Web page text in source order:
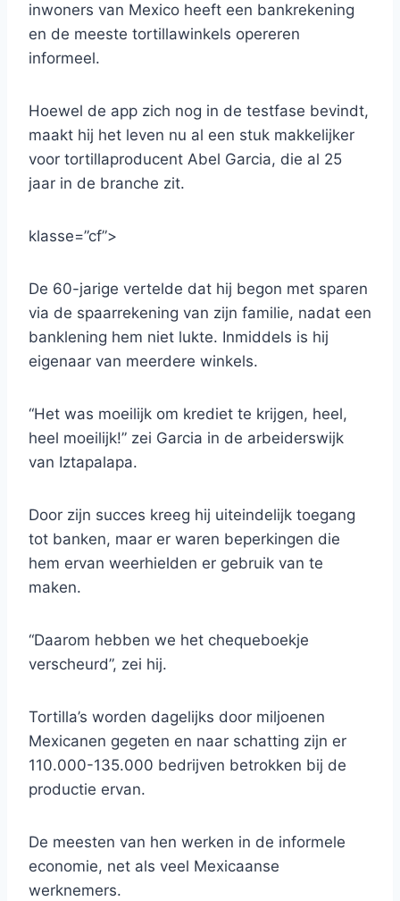
inwoners van Mexico heeft een bankrekening
en de meeste tortillawinkels opereren
informeel.
Hoewel de app zich nog in de testfase bevindt,
maakt hij het leven nu al een stuk makkelijker
voor tortillaproducent Abel Garcia, die al 25
jaar in de branche zit.
klasse=”cf”>
De 60-jarige vertelde dat hij begon met sparen
via de spaarrekening van zijn familie, nadat een
banklening hem niet lukte. Inmiddels is hij
eigenaar van meerdere winkels.
“Het was moeilijk om krediet te krijgen, heel,
heel moeilijk!” zei Garcia in de arbeiderswijk
van Iztapalapa.
Door zijn succes kreeg hij uiteindelijk toegang
tot banken, maar er waren beperkingen die
hem ervan weerhielden er gebruik van te
maken.
“Daarom hebben we het chequeboekje
verscheurd”, zei hij.
Tortilla’s worden dagelijks door miljoenen
Mexicanen gegeten en naar schatting zijn er
110.000-135.000 bedrijven betrokken bij de
productie ervan.
De meesten van hen werken in de informele
economie, net als veel Mexicaanse
werknemers.